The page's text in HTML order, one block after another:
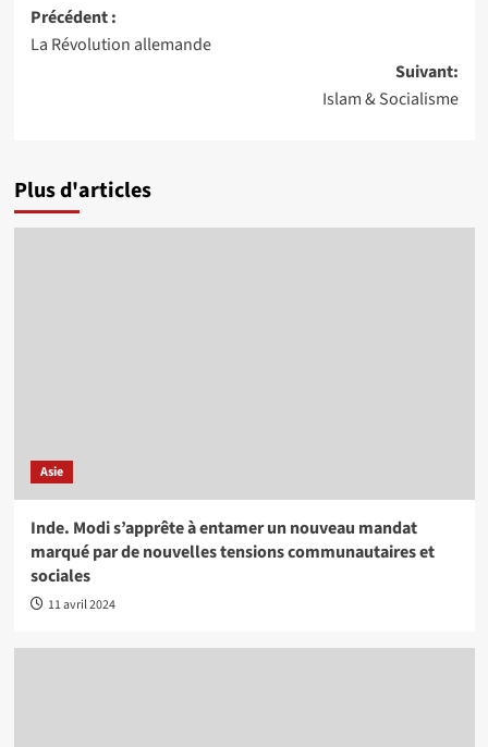
Navigation
d’article
Précédent :
La Révolution allemande
Suivant:
Islam & Socialisme
Plus d'articles
Asie
Inde. Modi s’apprête à entamer un nouveau mandat
marqué par de nouvelles tensions communautaires et
sociales
11 avril 2024